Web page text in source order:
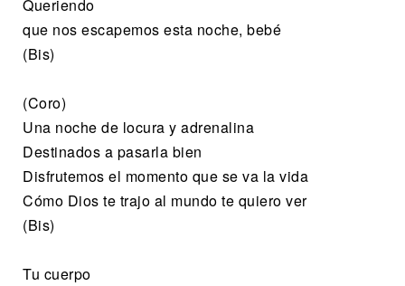
Queriendo
que nos escapemos esta noche, bebé
(Bis)
(Coro)
Una noche de locura y adrenalina
Destinados a pasarla bien
Disfrutemos el momento que se va la vida
Cómo Dios te trajo al mundo te quiero ver
(Bis)
Tu cuerpo